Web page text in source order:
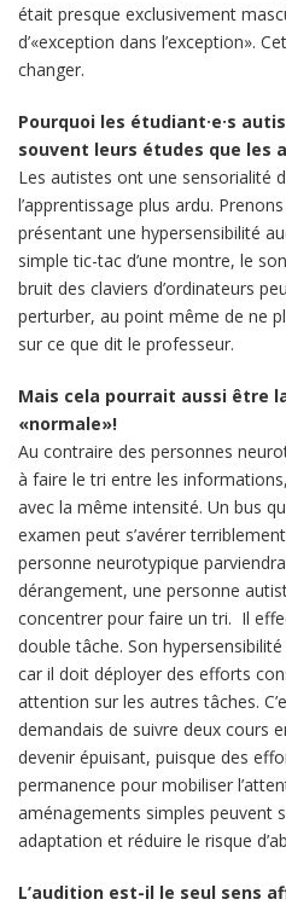
était presque exclusivement
d’«exception dans l’exception».
changer.
Pourquoi les étudiant·e·s
souvent leurs études que les
Les autistes ont une sensorialité
l’apprentissage plus ardu.
présentant une hypersensibilité
simple tic-tac d’une montre, le
bruit des claviers d’ordinateurs
perturber, au point même de ne
sur ce que dit le professeur.
Mais cela pourrait aussi être
«normale»!
Au contraire des personnes
à faire le tri entre les
avec la même intensité. Un bus
examen peut s’avérer
personne neurotypique
dérangement, une personne
concentrer pour faire un tri. Il
double tâche. Son
car il doit déployer des efforts
attention sur les autres tâches.
demandais de suivre deux cours
devenir épuisant, puisque des
permanence pour mobiliser
aménagements simples peuvent
adaptation et réduire le risque
L’audition est-il le seul sens